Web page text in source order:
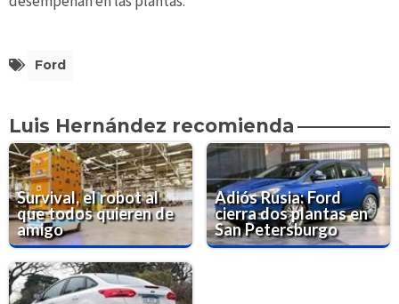
Ford
Luis Hernández recomienda
Survival, el robot al
que todos quieren de
amigo
Adiós Rusia: Ford
cierra dos plantas en
San Petersburgo